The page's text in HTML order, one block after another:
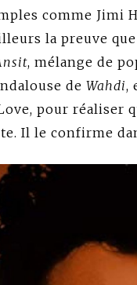
comme Jimi
la preuve
, mélange de
de Wahdi,
pour réaliser
Il le confirme